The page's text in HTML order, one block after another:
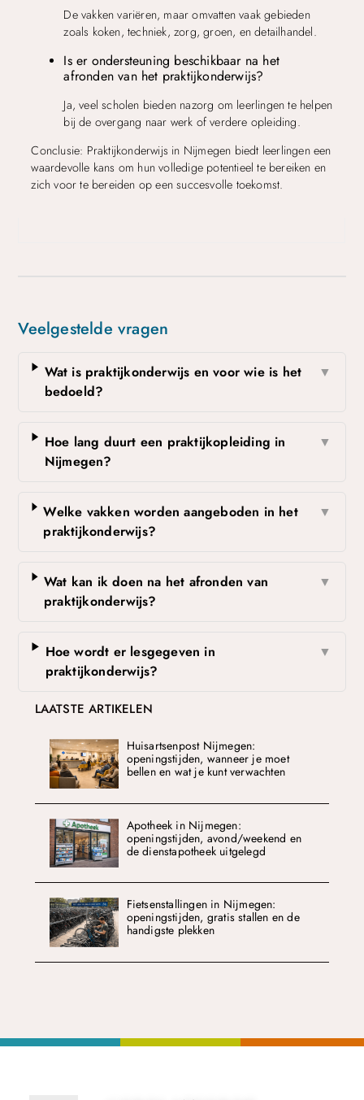
De vakken variëren, maar omvatten vaak gebieden
zoals koken, techniek, zorg, groen, en detailhandel.
Is er ondersteuning beschikbaar na het
afronden van het praktijkonderwijs?
Ja, veel scholen bieden nazorg om leerlingen te helpen
bij de overgang naar werk of verdere opleiding.
Conclusie: Praktijkonderwijs in Nijmegen biedt leerlingen een
waardevolle kans om hun volledige potentieel te bereiken en
zich voor te bereiden op een succesvolle toekomst.
Veelgestelde vragen
Wat is praktijkonderwijs en voor wie is het
bedoeld?
▼
Hoe lang duurt een praktijkopleiding in
Nijmegen?
▼
Welke vakken worden aangeboden in het
praktijkonderwijs?
▼
Wat kan ik doen na het afronden van
praktijkonderwijs?
▼
Hoe wordt er lesgegeven in
praktijkonderwijs?
▼
LAATSTE ARTIKELEN
Huisartsenpost Nijmegen:
openingstijden, wanneer je moet
bellen en wat je kunt verwachten
Apotheek in Nijmegen:
openingstijden, avond/weekend en
de dienstapotheek uitgelegd
Fietsenstallingen in Nijmegen:
openingstijden, gratis stallen en de
handigste plekken